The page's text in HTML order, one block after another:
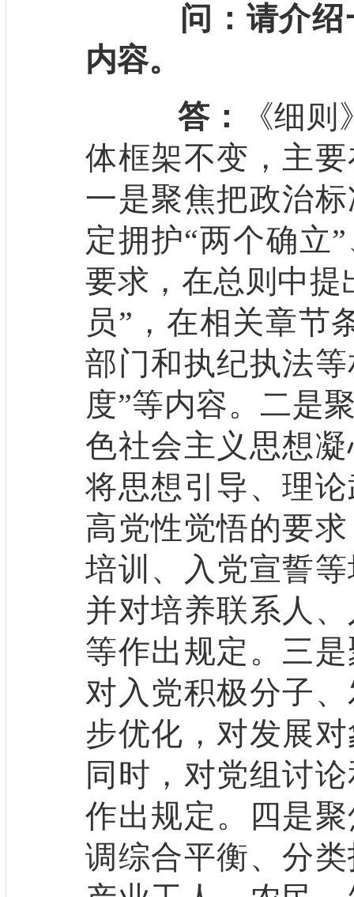
问：请介
内容。
答：
《细
体框架不变，主
一是聚焦把政治
定拥护“两个确立
要求，在总则中提
员”，在相关章节
部门和执纪执法
度”等内容。二是
色社会主义思想
将思想引导、理
高党性觉悟的要
培训、入党宣誓
并对培养联系人
等作出规定。三
对入党积极分子
步优化，对发展
同时，对党组讨
作出规定。四是
调综合平衡、分